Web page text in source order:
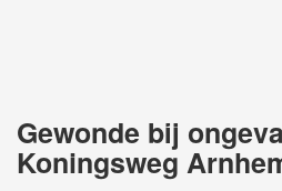
Gewonde bij
Koningsweg